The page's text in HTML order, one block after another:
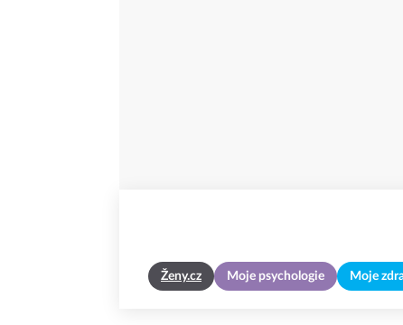
Ženy.cz Moje psychologie Moje